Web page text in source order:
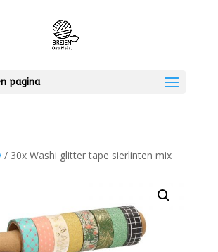
pagina
/ 30x Washi glitter tape sierlinten mix